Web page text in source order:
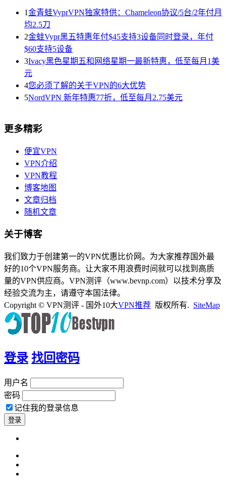
1金青蛙VyprVPN独家特供：Chameleon协议/5台/2年付月
均2.5刀
2金蛙Vypr黑五特惠年付$45支持3设备同时登录，年付
$60支持5设备
3Ivacy黑色星期五和网络星期一最新特惠，低至每月1美
元
4您必须了解的关于VPN的6大优势
5NordVPN 新年特惠77折，低至每月2.75美元
更多精彩
便宜VPN
VPN介绍
VPN教程
博客地图
文章归档
随机文章
关于博客
我们致力于创建第一的VPN优惠比价网。为大家推荐国外最
好的10个VPN服务商。让大家不用浪费时间就可以找到高质
量的VPN供应商。VPN测评（www.bevnp.com）以技术分享及
经验交流为主，请遵守本国法律。
Copyright © VPN测评 - 国外10大VPN推荐 版权所有. SiteMap
登录 找回密码
用户名
密码
记住我的登录信息